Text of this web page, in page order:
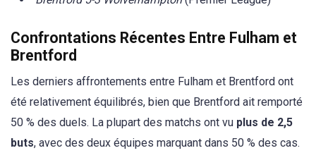
Confrontations Récentes Entre Fulham et
Brentford
Les derniers affrontements entre Fulham et Brentford ont
été relativement équilibrés, bien que Brentford ait remporté
50 % des duels. La plupart des matchs ont vu plus de 2,5
buts, avec des deux équipes marquant dans 50 % des cas.